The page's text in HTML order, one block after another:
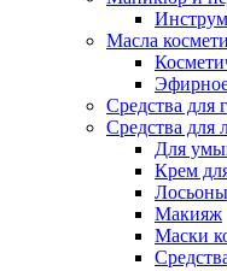
Масла
Средства для
Средства для
Для
Крем
Макияж
Маски